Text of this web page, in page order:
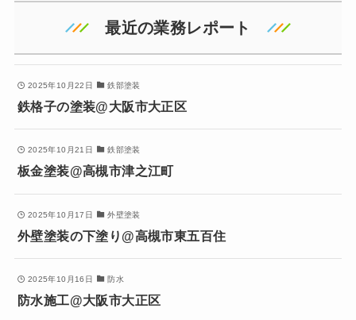
最近の業務レポート
2025年10月22日 鉄部塗装
鉄格子の塗装@大阪市大正区
2025年10月21日 鉄部塗装
板金塗装@高槻市津之江町
2025年10月17日 外壁塗装
外壁塗装の下塗り@高槻市東五百住
2025年10月16日 防水
防水施工@大阪市大正区